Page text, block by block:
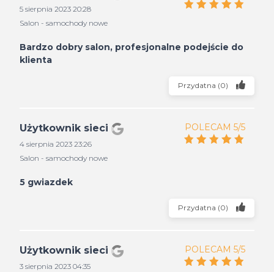
5 sierpnia 2023 20:28
Salon - samochody nowe
Bardzo dobry salon, profesjonalne podejście do
klienta
Przydatna (0)
Użytkownik sieci
4 sierpnia 2023 23:26
Salon - samochody nowe
POLECAM 5/5
5 gwiazdek
Przydatna (0)
Użytkownik sieci
3 sierpnia 2023 04:35
POLECAM 5/5